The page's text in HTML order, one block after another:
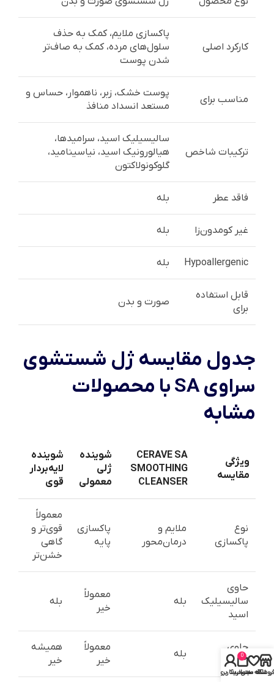
کارکرد اصلی
پاکسازی ملایم، کمک به حذف
سلول‌های مرده، کمک به صاف‌تر
شدن پوست
مناسب برای
پوست خشک، زبر، ناهموار، حساس و
مستعد انسداد منافذ
ترکیبات شاخص
سالیسیلیک اسید، سرامیدها،
هیالورونیک اسید، نیاسینامید،
گلوکونولاکتون
فاقد عطر بله
غیر کومدون‌زا بله
Hypoallergenic بله
قابل استفاده
برای
صورت و بدن
جدول مقایسه ژل شستشوی
سراوی SA با محصولات
مشابه
ویژگی
مقایسه
CERAVE SA
SMOOTHING
CLEANSER
شوینده
ژلی
معمولی
شوینده
لایه‌بردار
قوی
نوع
پاکسازی
ملایم و
درمان‌محور
پاکسازی
پایه
معمولاً
قوی‌تر و
گاهی
خشن‌تر
حاوی
سالیسیلیک
اسید
بله
معمولاً
خیر
بله
حاوی
سرامید
بله
معمولاً
خیر
همیشه
خیر
فروشگاه
علاقه مندی
0
سبد خرید
حساب کاربری من